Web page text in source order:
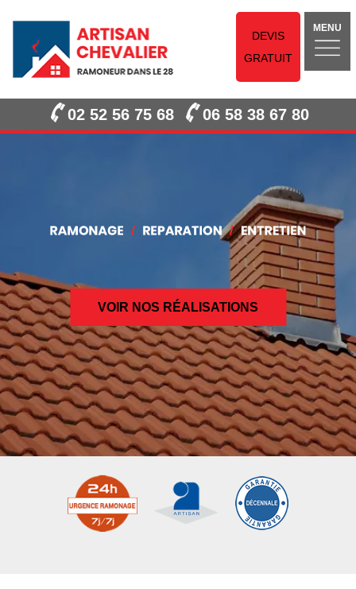
DEVIS
GRATUIT
MENU
02 52 56 75 68 06 58 38 67 80
VOIR NOS RÉALISATIONS